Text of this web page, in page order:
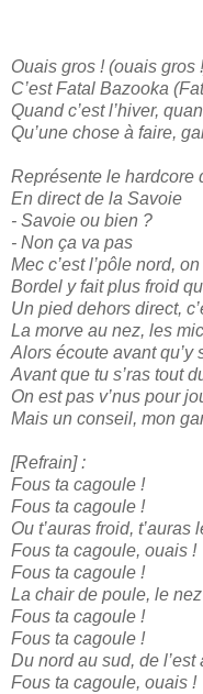
Ouais gros ! (ouais gros
C’est Fatal Bazooka
Quand c’est l’hiver,
Qu’une chose à faire,
Représente le hardcore
En direct de la Savoie
- Savoie ou bien ?
- Non ça va pas
Mec c’est l’pôle nord,
Bordel y fait plus froid
Un pied dehors direct,
La morve au nez, les
Alors écoute avant qu’y
Avant que tu s’ras tout
On est pas v’nus pour
Mais un conseil, mon
[Refrain] :
Fous ta cagoule !
Fous ta cagoule !
Ou t’auras froid,
Fous ta cagoule, ouais !
Fous ta cagoule !
La chair de poule, le
Fous ta cagoule !
Fous ta cagoule !
Du nord au sud, de l’est
Fous ta cagoule, ouais !